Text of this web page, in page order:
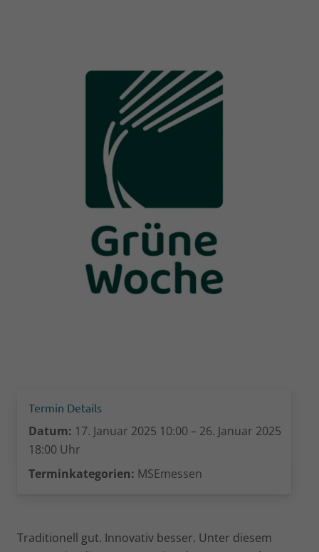
Termin Details
Datum: 17. Januar 2025 10:00 – 26. Januar 2025
18:00 Uhr
Terminkategorien: MSEmessen
Traditionell gut. Innovativ besser. Unter diesem